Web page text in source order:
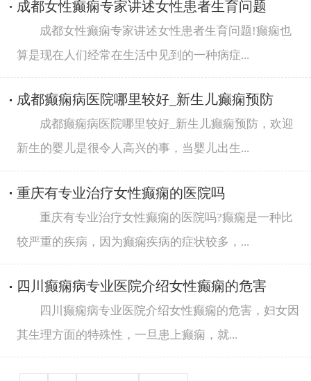
成都女性癫痫专家讲述女性患者生育问题
成都女性癫痫专家讲述女性患者生育问题!癫痫也
算是现在人们经常在生活中见到的一种病症...
成都癫痫病医院哪里较好_新生儿癫痫预防
成都癫痫病医院哪里较好_新生儿癫痫预防，欢迎
新生的婴儿是很令人高兴的事，当婴儿出生...
重庆有专业治疗女性癫痫的医院吗
重庆有专业治疗女性癫痫的医院吗?癫痫是一种比
较严重的疾病，因为癫痫疾病的症状较多，...
四川癫痫病专业医院介绍女性癫痫的危害
四川癫痫病专业医院介绍女性癫痫的危害，妇女因
其生理方面的特殊性，一旦患上癫痫，就...